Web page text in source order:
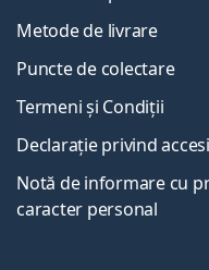
Metode de livrare
Puncte de colectare
Termeni și Condiții
Declarație privind
Notă de informare cu
caracter personal